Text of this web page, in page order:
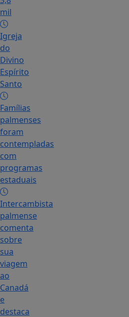
mil
Igreja
do
Divino
Espírito
Santo
Famílias
palmenses
foram
contempladas
com
programas
estaduais
Intercambista
palmense
comenta
sobre
sua
viagem
ao
Canadá
e
destaca